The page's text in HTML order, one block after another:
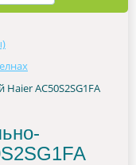
AC50S2SG1FA